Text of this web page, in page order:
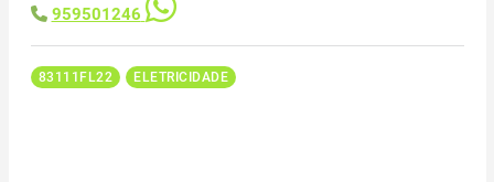
959501246
83111FL22 ELETRICIDADE